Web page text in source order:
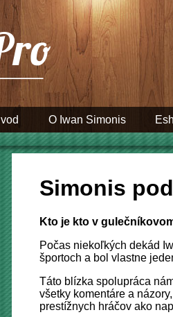
O Iwan Simonis
Simonis
Kto je kto v
Počas niekoľkých dekád
športoch a bol vlastne
Táto blízka spolupráca
všetky komentáre a
prestížnych hráčov ako